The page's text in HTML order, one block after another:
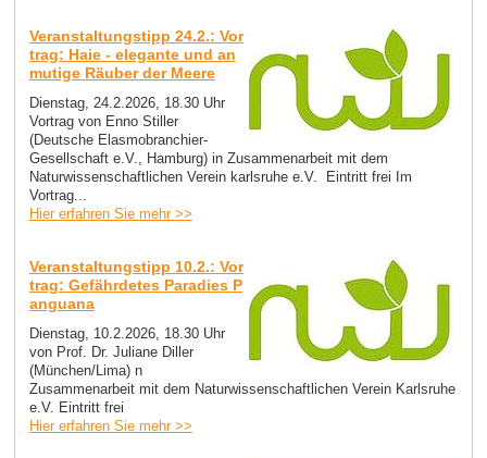
Veranstaltungstipp 24.2.: Vor
trag: Haie - elegante und an
mutige Räuber der Meere
Dienstag, 24.2.2026, 18.30 Uhr
Vortrag von Enno Stiller
(Deutsche Elasmobranchier-
Gesellschaft e.V., Hamburg) in Zusammenarbeit mit dem
Naturwissenschaftlichen Verein karlsruhe e.V. Eintritt frei Im
Vortrag...
Hier erfahren Sie mehr >>
Veranstaltungstipp 10.2.: Vor
trag: Gefährdetes Paradies P
anguana
Dienstag, 10.2.2026, 18.30 Uhr
von Prof. Dr. Juliane Diller
(München/Lima) n
Zusammenarbeit mit dem Naturwissenschaftlichen Verein Karlsruhe
e.V. Eintritt frei
Hier erfahren Sie mehr >>